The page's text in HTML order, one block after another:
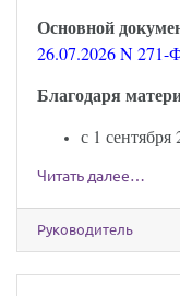
Основной
26.07.2026 N 271-
Благодаря
с 1 сентября
Читать далее…
Руководитель